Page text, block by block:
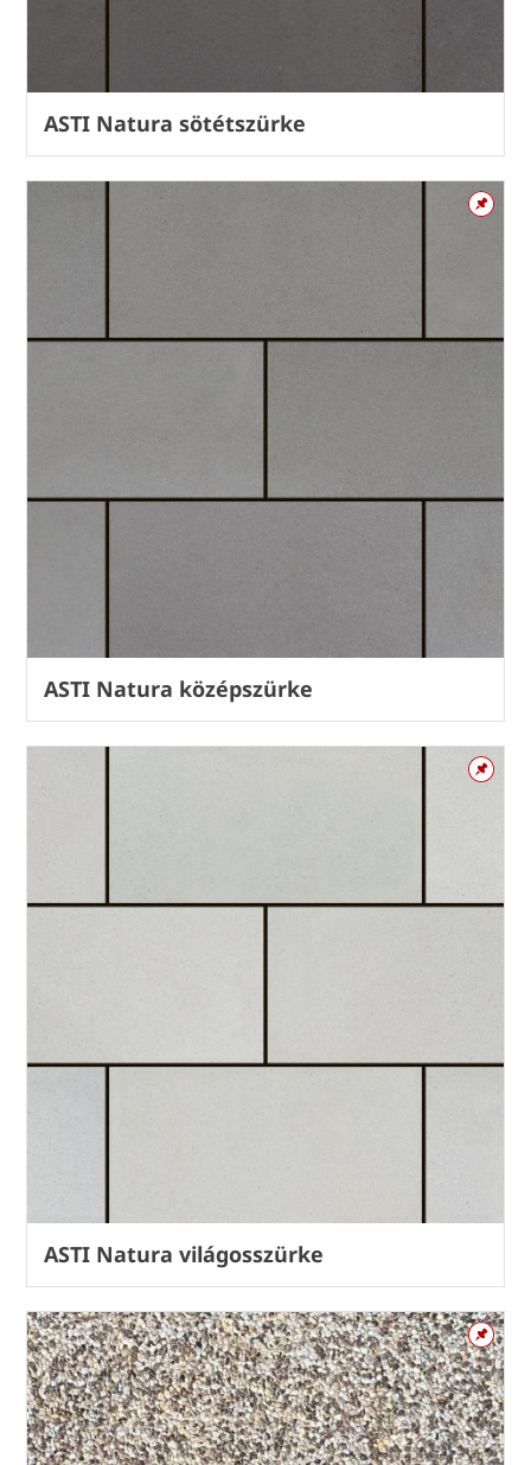
ASTI Natura sötétszürke
ASTI Natura középszürke
ASTI Natura világosszürke